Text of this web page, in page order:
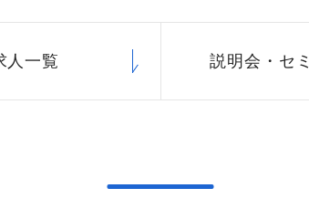
人一覧 説明会・ セ